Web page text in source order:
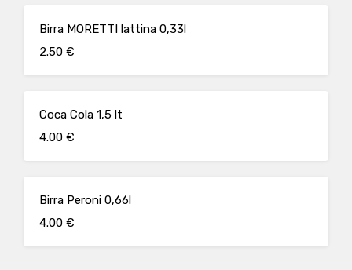
Birra MORETTI lattina 0,33l
2.50 €
Coca Cola 1,5 lt
4.00 €
Birra Peroni 0,66l
4.00 €